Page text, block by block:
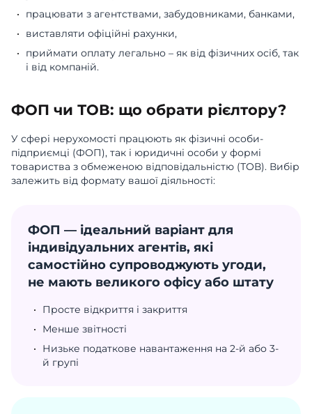
працювати з агентствами, забудовниками, банками,
виставляти офіційні рахунки,
приймати оплату легально – як від фізичних осіб, так
і від компаній.
ФОП чи ТОВ: що обрати рієлтору?
У сфері нерухомості працюють як фізичні особи-
підприємці (ФОП), так і юридичні особи у формі
товариства з обмеженою відповідальністю (ТОВ). Вибір
залежить від формату вашої діяльності:
ФОП — ідеальний варіант для
індивідуальних агентів, які
самостійно супроводжують угоди,
не мають великого офісу або штату
Просте відкриття і закриття
Менше звітності
Низьке податкове навантаження на 2-й або 3-
й групі